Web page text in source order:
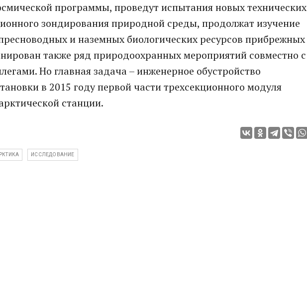
программы, проведут испытания новых технических
зондирования природной среды, продолжат изучение
и наземных биологических ресурсов прибрежных
также ряд природоохранных мероприятий совместно с
Но главная задача – инженерное обустройство
в 2015 году первой части трехсекционного модуля
станции.
ИССЛЕДОВАНИЕ